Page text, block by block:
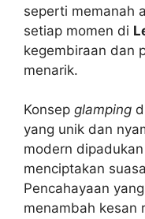
seperti memanah
setiap momen di
kegembiraan dan
menarik.
Konsep glamping
yang unik dan
modern
menciptakan
Pencahayaan
menambah kesan